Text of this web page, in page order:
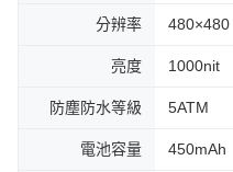
分辨率 480×480
亮度 1000nit
防塵防水等級 5ATM
電池容量 450mAh